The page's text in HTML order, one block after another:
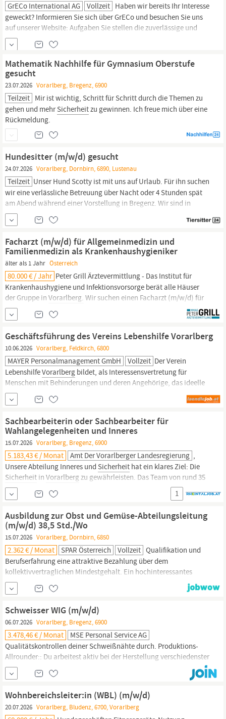
GrECo International AG Vollzeit Haben wir bereits Ihr Interesse
geweckt? Informieren Sie sich über GrECo und besuchen Sie uns
auf unserer Website: Aufgaben Sie stellen die zuverlässige und
zeitnahe Bearbeitung von Versicherungsverträgen und Schäden
sicher und schaffen damit echte
unsere Klienten. Sie tragen dazu bei, individuelle
Deckungskonzepte und
Mathematik Nachhilfe für Gymnasium Oberstufe
gesucht
23.07.2026 Vorarlberg, Bregenz, 6900
Teilzeit Mir ist wichtig, Schritt für Schritt durch die Themen zu
gehen und mehrSicherheitzu gewinnen. Ich freue mich über eine
Rückmeldung.
Hundesitter (m/w/d) gesucht
24.07.2026 Vorarlberg, Dornbirn, 6890, Lustenau
Teilzeit Unser Hund Scotty ist mit uns auf Urlaub. Für ihn suchen
wir eine verlässliche Betreuung über Nacht oder 4 Stunden spät
am Abend während einer Vorstellung in Bregenz. Wir sind in
Lustenau untergebracht und besuchen die Seebühne am
25.07.2026. Scotty freut sich über eine ruhige,
verantwortungsbewusste Person, die Erfahrung mit Hunden hat
und ihmSicherheit
Facharzt (m/w/d) für Allgemeinmedizin und
Familienmedizin als Krankenhaushygieniker
älter als 1 Jahr Österreich
80.000 € / Jahr Peter Grill Ärztevermittlung - Das Institut für
Krankenhaushygiene und Infektionsvorsorge berät alle Häuser
der Gruppe in Vorarlberg. Wir suchen einen Facharzt (m/w/d) für
Allgemeinmedizin und Familienmedizin als
Krankenhaushygieniker Das moderne Schwerpunktkrankenhaus
Geschäftsführung des Vereins Lebenshilfe Vorarlberg
10.06.2026 Vorarlberg, Feldkirch, 6800
MAYER Personalmanagement GmbH Vollzeit Der Verein
LebenshilfeVorarlberg bildet, als Interessensvertretung für
Menschen mit Behinderungen und deren Angehörige, das ideelle
und strukturelle Fundament der Gesamtorganisation. Die
verschiedenen Dienstleitungen werden durch die
Sunnahof erbracht. Geschäftsführung des...
Sachbearbeiterin oder Sachbearbeiter für
Wahlangelegenheiten und Inneres
15.07.2026 Vorarlberg, Bregenz, 6900
5.183,43 € / Monat Amt Der Vorarlberger Landesregierung ,
Unsere Abteilung Inneres und Sicherheit hat ein klares Ziel: Die
Sicherheit in Vorarlbergzu gewährleisten. Das Team von rund 35
Mitarbeitenden kümmert sich um eine Vielzahl von Aufgaben
unter anderem in den Bereichen Hilfs- u. Rettungswesen,
Staatsbürgerschaftswesen,...
1
Ausbildung zur Obst und Gemüse-Abteilungsleitung
(m/w/d) 38,5 Std./Wo
15.07.2026 Vorarlberg, Dornbirn, 6850
2.362 € / Monat SPAR Österreich Vollzeit Qualifikation und
Berufserfahrung eine attraktive Bezahlung über dem
kollektivvertraglichen Mindestgehalt. Ein hochinteressantes
Aufgabengebiet in einem von Österreich aus
expandierendenmitteleuropäischen Handelskonzern Individuell
gestaltete Einschulungsphase, die sich an Ihrer beruflichen
Vorerfahrung orientiert DieSicherheit
Schweisser WIG (m/w/d)
06.07.2026 Vorarlberg, Bregenz, 6900
3.478,46 € / Monat
MSE Personal Service AG
Qualitätskontrollen deiner Schweißnähte durch. Produktions-
Allrounder:: Du arbeitest aktiv bei der Herstellung verschiedenster
Edelstahl- und Blechprodukte mit.
Einhaltung von Qualitäts-,
und Fertigungsstandards
ist für dich selbstverständlich. Technik-Pfleger:: Du führst einfache
Wartungs- und...
Wohnbereichsleiter:in (WBL) (m/w/d)
20.07.2026 Vorarlberg, Bludenz, 6700, Vorarlberg